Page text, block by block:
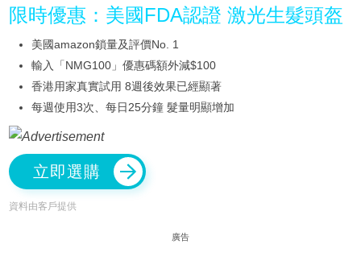
限時優惠：美國FDA認證 激光生髮頭盔
美國amazon鎖量及評價No. 1
輸入「NMG100」優惠碼額外減$100
香港用家真實試用 8週後效果已經顯著
每週使用3次、每日25分鐘 髮量明顯增加
立即選購
資料由客戶提供
廣告